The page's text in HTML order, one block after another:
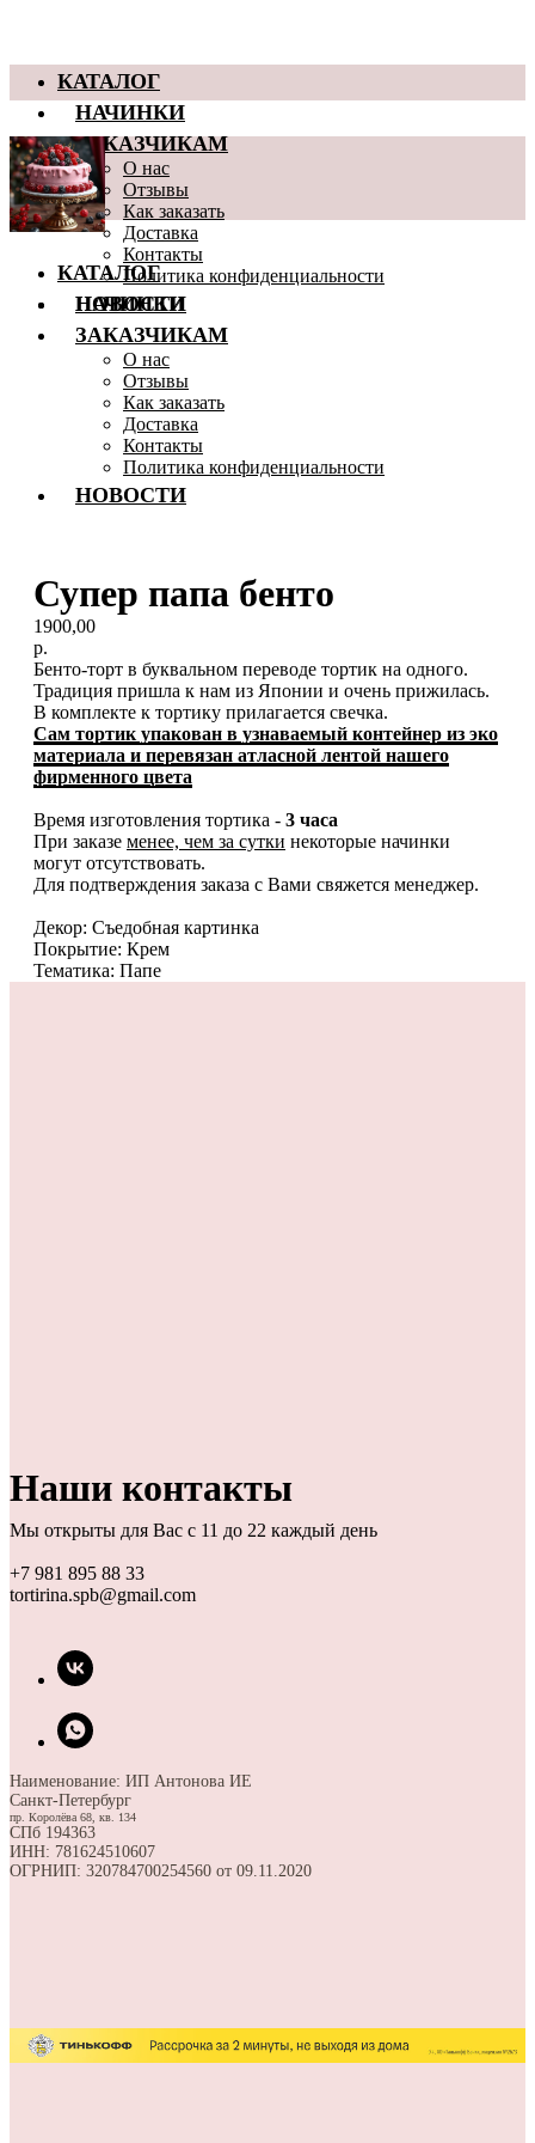
КАТАЛОГ
НАЧИНКИ
ЗАКАЗЧИКАМ
О нас
Отзывы
Как заказать
Доставка
Контакты
Политика конфиденциальности
НОВОСТИ
КАТАЛОГ
НАЧИНКИ
ЗАКАЗЧИКАМ
О нас
Отзывы
Как заказать
Доставка
Контакты
Политика конфиденциальности
НОВОСТИ
Супер папа бенто
1900,00
р.
Бенто-торт в буквальном переводе тортик на одного.
Традиция пришла к нам из Японии и очень прижилась.
В комплекте к тортику прилагается свечка.
Сам тортик упакован в узнаваемый контейнер из эко
материала и перевязан атласной лентой нашего
фирменного цвета
Время изготовления тортика - 3 часа
При заказе менее, чем за сутки некоторые начинки
могут отсутствовать.
Для подтверждения заказа с Вами свяжется менеджер.
Декор: Съедобная картинка
Покрытие: Крем
Тематика: Папе
Наши контакты
Мы открыты для Вас с 11 до 22 каждый день
+7 981 895 88 33
tortirina.spb@gmail.com
Наименование: ИП Антонова ИЕ
Санкт-Петербург
пр. Королёва 68, кв. 134
СПб 194363
ИНН: 781624510607
ОГРНИП: 320784700254560 от 09.11.2020